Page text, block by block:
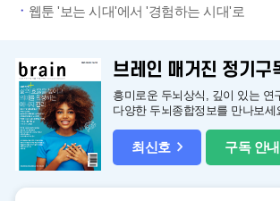
웹툰 '보는 시대'에서 '경험하는 시대'로
브레인 매거진 정기구
흥미로운 두뇌상식, 깊이 있는 연
다양한 두뇌종합정보를 만나보세
최신호 구독 안내